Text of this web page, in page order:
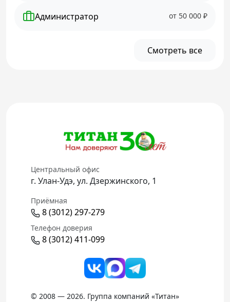
Администратор от 50 000 ₽
Смотреть все
Центральный офис
г. Улан-Удэ, ул. Дзержинского, 1
Приёмная
8 (3012) 297-279
Телефон доверия
8 (3012) 411-099
© 2008 — 2026. Группа компаний «Титан»